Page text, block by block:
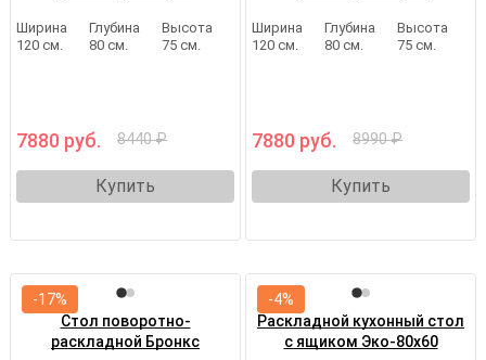
Ширина
120 см.
Глубина
80 см.
Высота
75 см.
7880 руб. 8440 ₽
Купить
Ширина
120 см.
Глубина
80 см.
Высота
75 см.
7880 руб. 8990 ₽
Купить
Стол поворотно-
раскладной Бронкс
-17%
Раскладной кухонный стол
с ящиком Эко-80х60
-4%